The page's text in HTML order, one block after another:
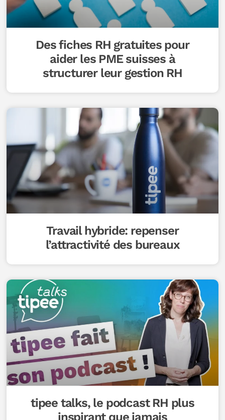
Des fiches RH gratuites pour
aider les PME suisses à
structurer leur gestion RH
Travail hybride: repenser
l’attractivité des bureaux
tipee talks, le podcast RH plus
inspirant que jamais